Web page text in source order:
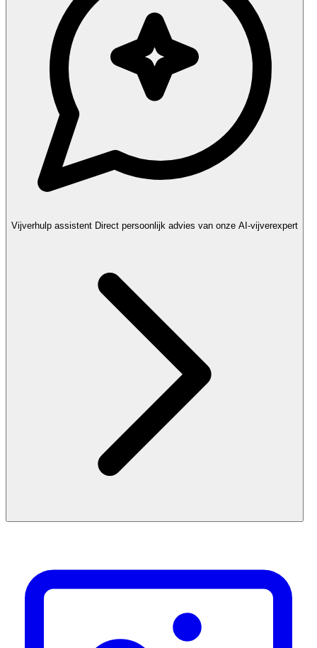
Vijverhulp assistent Direct persoonlijk advies van onze AI-vijverexpert